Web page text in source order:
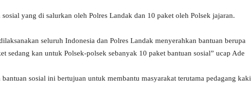
sosial yang di salurkan oleh Polres Landak dan 10 paket oleh Polsek jajaran.
seluruh Indonesia dan Polres Landak menyerahkan bantuan berupa
sedang kan untuk Polsek-polsek sebanyak 10 paket bantuan sosial” ucap Ade
sosial ini bertujuan untuk membantu masyarakat terutama pedagang kaki